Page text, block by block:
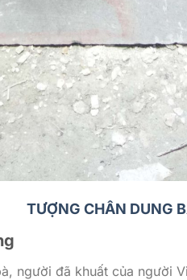
TƯỢNG CHÂN DUNG
người đã khuất của người